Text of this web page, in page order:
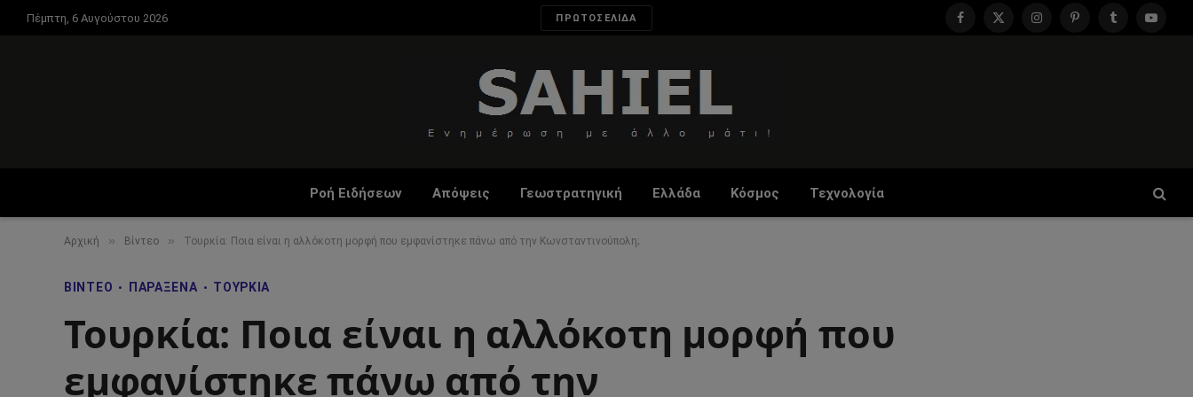
Πέμπτη, 6 Αυγούστου 2026 ΠΡΩΤΟΣΕΛΙΔΑ
Facebook
X
InstagramPinterestTumblr
Ροή Ειδήσεων Απόψεις Γεωστρατηγική Ελλάδα Κόσμος Τεχνολογία
Αρχική » Βίντεο » Τουρκία: Ποια είναι η αλλόκοτη μορφή που εμφανίστηκε πάνω από την Κωνσταντινούπολη;
ΒΊΝΤΕΟ ΠΑΡΆΞΕΝΑ ΤΟΥΡΚΊΑ
Τουρκία: Ποια είναι η αλλόκοτη μορφή που
εμφανίστηκε πάνω από την